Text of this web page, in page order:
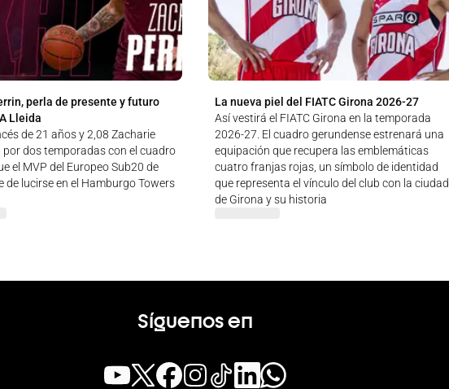
perla de presente y futuro
Lleida
de 21 años y 2,08 Zacharie
por dos temporadas con el cuadro
el MVP del Europeo Sub20 de
de lucirse en el Hamburgo Towers
La nueva piel del FIATC Girona 2026-27
Así vestirá el FIATC Girona en la temporada
2026-27. El cuadro gerundense estrenará una
equipación que recupera las emblemáticas
cuatro franjas rojas, un símbolo de identidad
que representa el vínculo del club con la ciudad
de Girona y su historia
Síguenos en